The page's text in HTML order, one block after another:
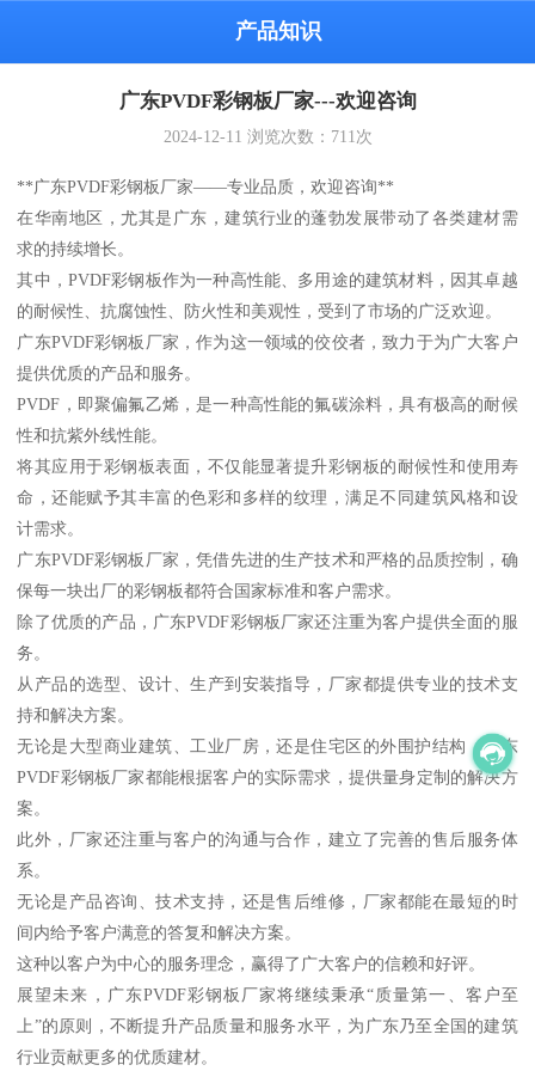
产品知识
广东PVDF彩钢板厂家---欢迎咨询
2024-12-11 浏览次数： 711次
**广东PVDF彩钢板厂家——专业品质，欢迎咨询**
在华南地区，尤其是广东，建筑行业的蓬勃发展带动了各类建材需
求的持续增长。
其中，PVDF彩钢板作为一种高性能、多用途的建筑材料，因其卓越
的耐候性、抗腐蚀性、防火性和美观性，受到了市场的广泛欢迎。
广东PVDF彩钢板厂家，作为这一领域的佼佼者，致力于为广大客户
提供优质的产品和服务。
PVDF，即聚偏氟乙烯，是一种高性能的氟碳涂料，具有极高的耐候
性和抗紫外线性能。
将其应用于彩钢板表面，不仅能显著提升彩钢板的耐候性和使用寿
命，还能赋予其丰富的色彩和多样的纹理，满足不同建筑风格和设
计需求。
广东PVDF彩钢板厂家，凭借先进的生产技术和严格的品质控制，确
保每一块出厂的彩钢板都符合国家标准和客户需求。
除了优质的产品，广东PVDF彩钢板厂家还注重为客户提供全面的服
务。
从产品的选型、设计、生产到安装指导，厂家都提供专业的技术支
持和解决方案。
无论是大型商业建筑、工业厂房，还是住宅区的外围护结构，广东
PVDF彩钢板厂家都能根据客户的实际需求，提供量身定制的解决方
案。
此外，厂家还注重与客户的沟通与合作，建立了完善的售后服务体
系。
无论是产品咨询、技术支持，还是售后维修，厂家都能在最短的时
间内给予客户满意的答复和解决方案。
这种以客户为中心的服务理念，赢得了广大客户的信赖和好评。
展望未来，广东PVDF彩钢板厂家将继续秉承“质量第一、客户至
上”的原则，不断提升产品质量和服务水平，为广东乃至全国的建筑
行业贡献更多的优质建材。